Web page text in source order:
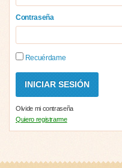
Contraseña
Recuérdame
Olvide mi contraseña
Quiero registrarme